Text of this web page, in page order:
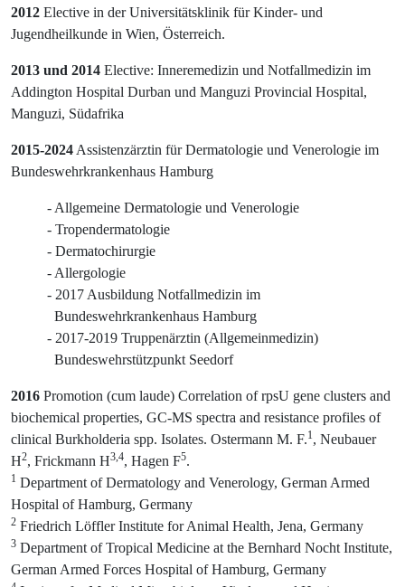
2012 Elective in der Universitätsklinik für Kinder- und
Jugendheilkunde in Wien, Österreich.
2013 und 2014 Elective: Inneremedizin und Notfallmedizin im
Addington Hospital Durban und Manguzi Provincial Hospital,
Manguzi, Südafrika
2015-2024 Assistenzärztin für Dermatologie und Venerologie im
Bundeswehrkrankenhaus Hamburg
Allgemeine Dermatologie und Venerologie
Tropendermatologie
Dermatochirurgie
Allergologie
2017 Ausbildung Notfallmedizin im
Bundeswehrkrankenhaus Hamburg
2017-2019 Truppenärztin (Allgemeinmedizin)
Bundeswehrstützpunkt Seedorf
2016 Promotion (cum laude) Correlation of rpsU gene clusters and
biochemical properties, GC-MS spectra and resistance profiles of
clinical Burkholderia spp. Isolates. Ostermann M. F.1, Neubauer
H2, Frickmann H3,4, Hagen F5.
1 Department of Dermatology and Venerology, German Armed
Hospital of Hamburg, Germany
2 Friedrich Löffler Institute for Animal Health, Jena, Germany
3 Department of Tropical Medicine at the Bernhard Nocht Institute,
German Armed Forces Hospital of Hamburg, Germany